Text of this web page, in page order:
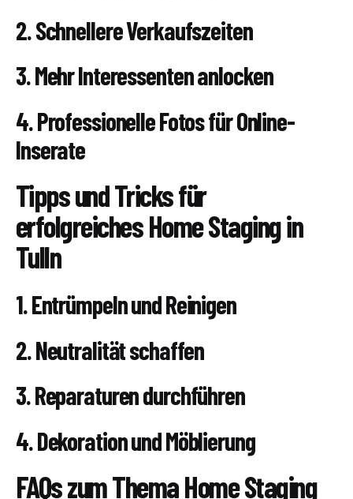
2. Schnellere Verkaufszeiten
3. Mehr Interessenten anlocken
4. Professionelle Fotos für Online-
Inserate
Tipps und Tricks für
erfolgreiches Home Staging in
Tulln
1. Entrümpeln und Reinigen
2. Neutralität schaffen
3. Reparaturen durchführen
4. Dekoration und Möblierung
FAQs zum Thema Home Staging